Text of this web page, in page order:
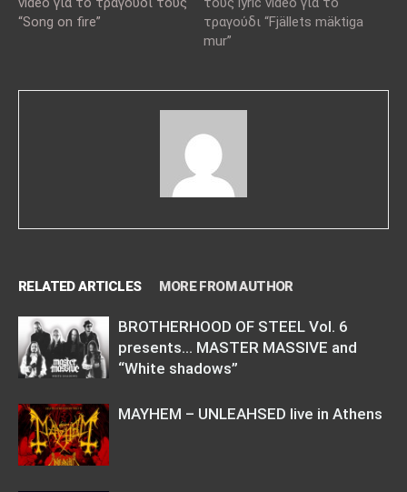
“Song on fire”
τραγούδι “Fjällets mäktiga
mur”
RELATED ARTICLES MORE FROM AUTHOR
BROTHERHOOD OF STEEL Vol. 6
presents… MASTER MASSIVE and
“White shadows”
MAYHEM – UNLEAHSED live in Athens